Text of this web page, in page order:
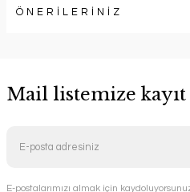
ÖNERİLERİNİZ
Mail listemize
E-postalarımızı almak için